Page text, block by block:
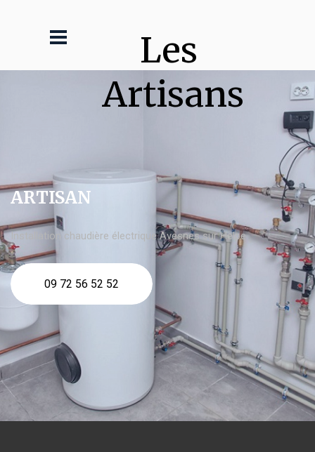
Les
Artisans
ARTISAN
Installation chaudière électrique Avesnes sur Helpe
09 72 56 52 52